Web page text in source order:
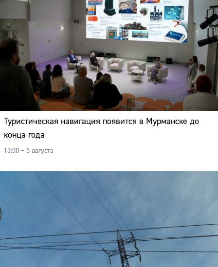
Туристическая навигация появится в Мурманске до
конца года
13:00 – 5 августа